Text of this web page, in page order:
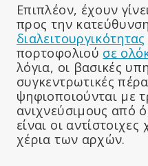
Επιπλέον, έχουν
προς την
διαλειτουργικότητας
πορτοφολιού σε
λόγια, οι βασικές
συγκεντρωτικές
ψηφιοποιούνται με
ανιχνεύσιμους από
είναι οι
χέρια των αρχών.